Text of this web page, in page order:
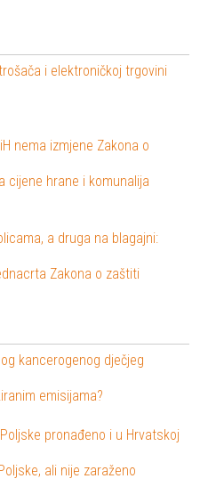
i elektroničkoj trgovini
nema izmjene Zakona o
cijene hrane i komunalija
a druga na blagajni:
Zakona o zaštiti
kancerogenog dječjeg
emisijama?
pronađeno i u Hrvatskoj
ali nije zaraženo